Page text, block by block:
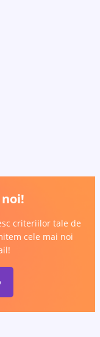
criteriilor tale de
cele mai noi